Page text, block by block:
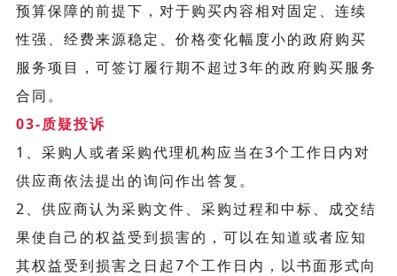
预算保障的前提下，对于购买内容相对固定、连续
性强、经费来源稳定、价格变化幅度小的政府购买
服务项目，可签订履行期不超过3年的政府购买服务
合同。
03-质疑投诉
1、采购人或者采购代理机构应当在3个工作日内对
供应商依法提出的询问作出答复。
2、供应商认为采购文件、采购过程和中标、成交结
果使自己的权益受到损害的，可以在知道或者应知
其权益受到损害之日起7个工作日内，以书面形式向